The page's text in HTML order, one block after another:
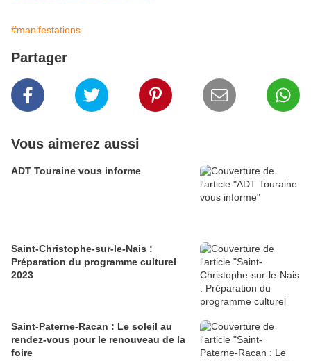
#manifestations
Partager
Vous aimerez aussi
ADT Touraine vous informe
Saint-Christophe-sur-le-Nais :
Préparation du programme culturel
2023
Saint-Paterne-Racan : Le soleil au
rendez-vous pour le renouveau de la
foire